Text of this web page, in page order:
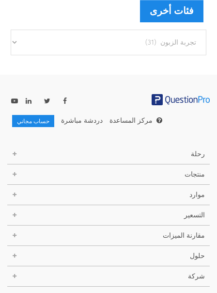
فئات أخرى
أخرى
مركز المساعدة دردشة مباشرة حساب مجاني
رحلة
منتجات
موارد
التسعير
مقارنة الميزات
حلول
شركة